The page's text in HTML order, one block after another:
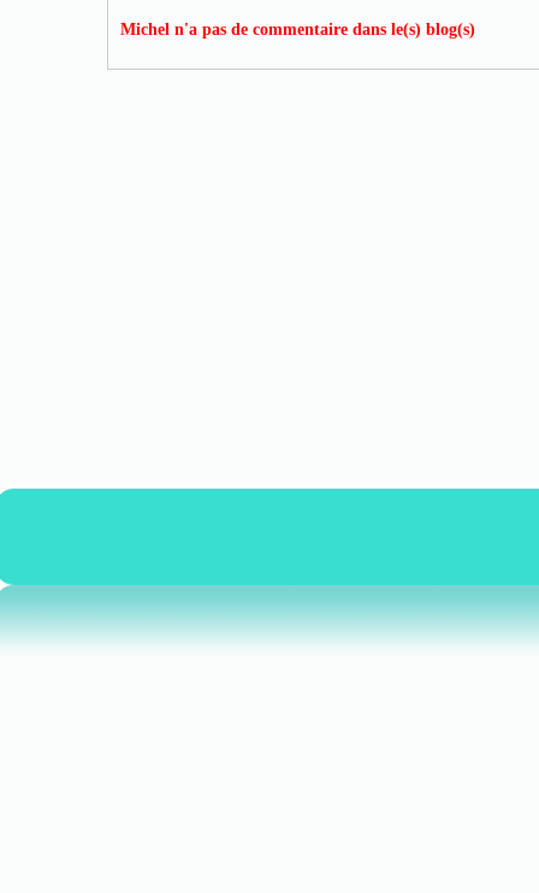
Michel n'a pas de commentaire dans le(s) blog(s)